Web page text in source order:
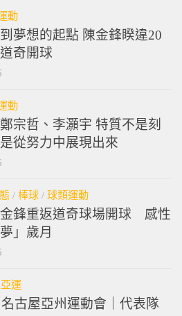
動
夢想的起點 陳金鋒睽違20
奇開球
動
宗哲、李灝宇 特質不是刻
從努力中展現出來
/棒球/球類運動
鋒重返道奇球場開球 感性
」歲月
運